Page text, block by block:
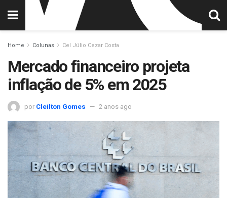
Home Colunas Cel Júlio Cezar Costa
Mercado financeiro projeta
inflação de 5% em 2025
por Cleilton Gomes 2 anos ago